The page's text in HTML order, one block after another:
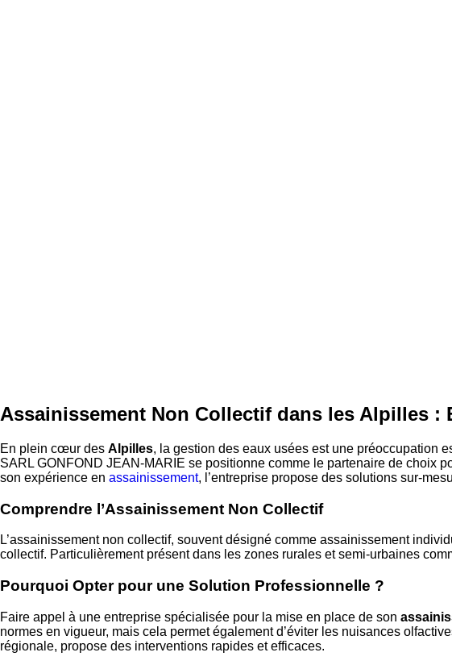
Assainissement Non Collectif dans les Alpilles :
En plein cœur des Alpilles, la gestion des eaux usées est une préoccupation
SARL GONFOND JEAN-MARIE se positionne comme le partenaire de choix
son expérience en assainissement, l’entreprise propose des solutions sur-
Comprendre l’Assainissement Non Collectif
L’assainissement non collectif, souvent désigné comme assainissement
collectif. Particulièrement présent dans les zones rurales et semi-urbaines
Pourquoi Opter pour une Solution Professionnelle ?
Faire appel à une entreprise spécialisée pour la mise en place de son
normes en vigueur, mais cela permet également d’éviter les nuisances
régionale, propose des interventions rapides et efficaces.